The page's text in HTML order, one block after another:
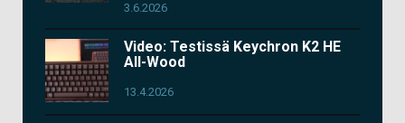
3.6.2026
Video: Testissä Keychron K2 HE
All-Wood
13.4.2026